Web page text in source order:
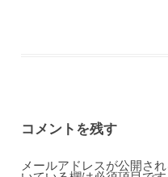
コメントを残す
メールアドレスが公開さ